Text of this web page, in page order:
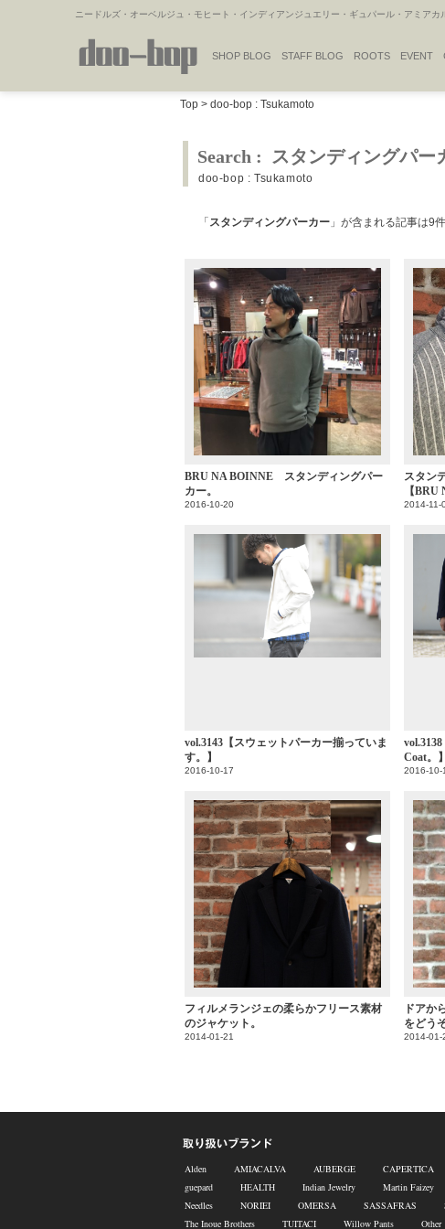
ニードルズ・オーベルジュ・モヒート・インディアンジュエリー・ギュパール・アミア
SHOP BLOG STAFF BLOG ROOTS EVENT
Top > doo-bop : Tsukamoto
Search : スタンディングパー
doo-bop : Tsukamoto
「 スタンディングパーカー 」が含まれる記事は9
BRU NA BOINNE スタンディングパー
カー。
2016-10-20
スタン
【BRU
2014-11-
vol.3143【スウェットパーカー揃っていま
す。】
2016-10-17
Coat。】
2016-10-
フィルメランジェの柔らかフリース素材
のジャケット。
2014-01-21
ドアか
をどうぞ
2014-01-
Alden AMIACALVA AUBERGE CAPERTICA
guepard
HEALTH Indian Jewelry Martin Faizey
Needles
NORIEI OMERSA SASSAFRAS
The Inoue Brothers
TUITACI Willow Pants Other